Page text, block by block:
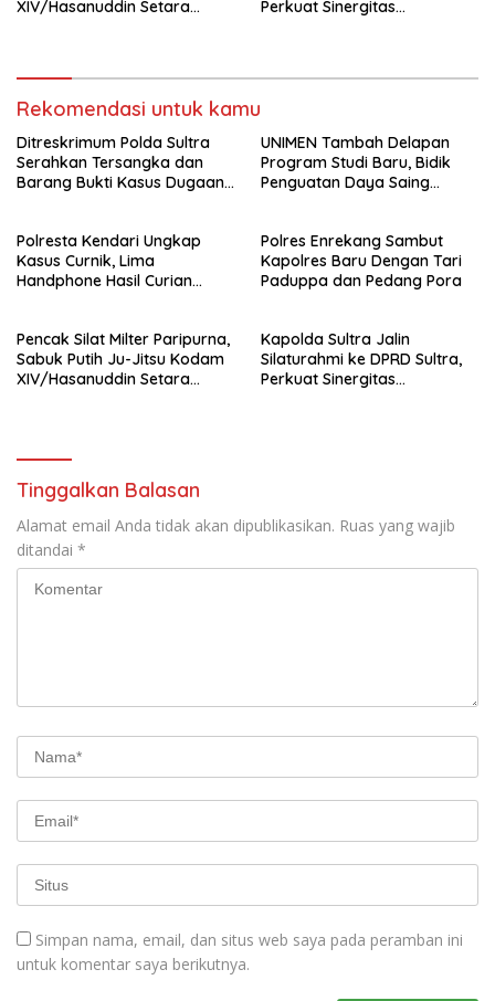
XIV/Hasanuddin Setara
Perkuat Sinergitas
Rekomendasi untuk kamu
Ditreskrimum Polda Sultra
Serahkan Tersangka dan
Barang Bukti Kasus Dugaan
Kejaksaan
UNIMEN Tambah Delapan
Program Studi Baru, Bidik
Penguatan Daya Saing
Polresta Kendari Ungkap
Kasus Curnik, Lima
Handphone Hasil Curian
Polres Enrekang Sambut
Kapolres Baru Dengan Tari
Paduppa dan Pedang Pora
Pencak Silat Milter Paripurna,
Sabuk Putih Ju-Jitsu Kodam
XIV/Hasanuddin Setara
Kapolda Sultra Jalin
Silaturahmi ke DPRD Sultra,
Perkuat Sinergitas
Tinggalkan Balasan
Alamat email Anda tidak akan dipublikasikan. Ruas yang wajib
ditandai *
Simpan nama, email, dan situs web saya pada peramban ini
untuk komentar saya berikutnya.